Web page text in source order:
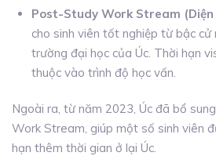
Post-Study Work Stream (Diện
cho sinh viên tốt nghiệp từ bậc
trường đại học của Úc. Thời hạn
thuộc vào trình độ học vấn.
Ngoài ra, từ năm 2023, Úc đã bổ
Work Stream, giúp một số sinh viên
hạn thêm thời gian ở lại Úc.